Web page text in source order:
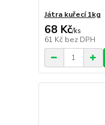
Játra kuřecí 1kg
68 Kč/ks
61 Kč bez DPH